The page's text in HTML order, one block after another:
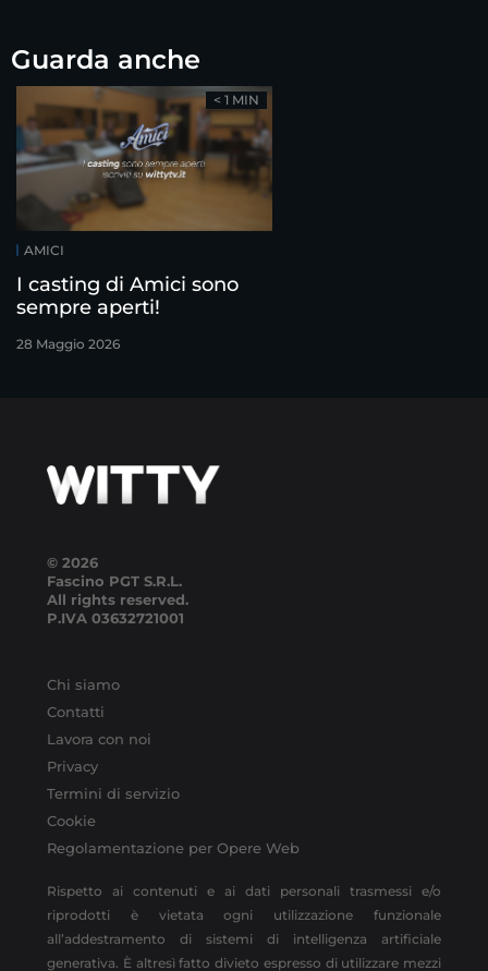
Guarda anche
AMICI
I casting di Amici sono
sempre aperti!
28 Maggio 2026
< 1 MIN
© 2026
Fascino PGT S.R.L.
All rights reserved.
P.IVA 03632721001
Chi siamo
Contatti
Lavora con noi
Privacy
Termini di servizio
Cookie
Regolamentazione per Opere Web
Rispetto ai contenuti e ai dati personali trasmessi e/o
riprodotti è vietata ogni utilizzazione funzionale
all’addestramento di sistemi di intelligenza artificiale
generativa. È altresì fatto divieto espresso di utilizzare mezzi